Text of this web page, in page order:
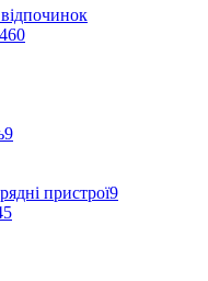
460
9
пристрої9